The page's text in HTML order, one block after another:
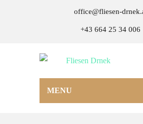
office@fliesen-
+43 664 25 34 006
MENU